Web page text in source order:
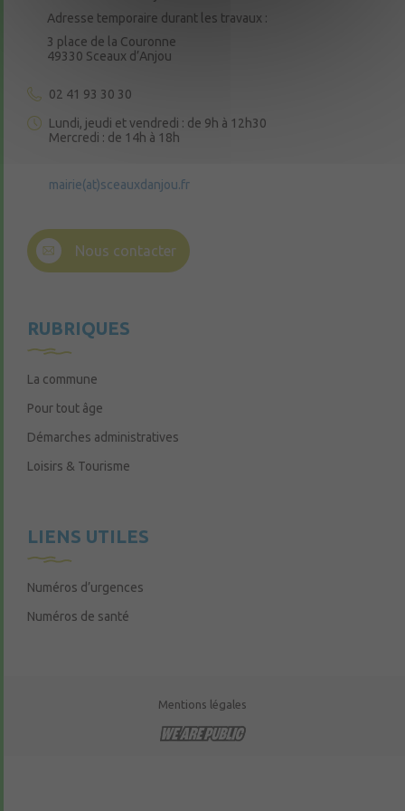
Adresse temporaire durant les travaux :
3 place de la Couronne
49330 Sceaux d’Anjou
02 41 93 30 30
Lundi, jeudi et vendredi : de 9h à 12h30
Mercredi : de 14h à 18h
mairie(at)sceauxdanjou.fr
Nous contacter
RUBRIQUES
La commune
Pour tout âge
Démarches administratives
Loisirs & Tourisme
LIENS UTILES
Numéros d’urgences
Numéros de santé
Mentions légales